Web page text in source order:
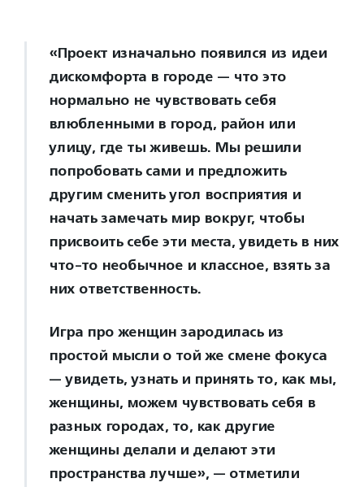
«Проект изначально появился из идеи
дискомфорта в городе — что это
нормально не чувствовать себя
влюбленными в город, район или
улицу, где ты живешь. Мы решили
попробовать сами и предложить
другим сменить угол восприятия и
начать замечать мир вокруг, чтобы
присвоить себе эти места, увидеть в них
что-то необычное и классное, взять за
них ответственность.
Игра про женщин зародилась из
простой мысли о той же смене фокуса
— увидеть, узнать и принять то, как мы,
женщины, можем чувствовать себя в
разных городах, то, как другие
женщины делали и делают эти
пространства лучше», — отметили